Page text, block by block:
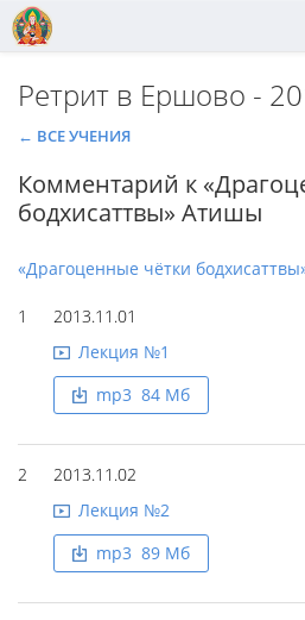
Ретрит в Ершово -
← ВСЕ УЧЕНИЯ
Комментарий к
бодхисаттвы» Атишы
«Драгоценные чётки
1
2013.11.01
Лекция №1
mp3 84 Mб
2
2013.11.02
Лекция №2
mp3 89 Mб